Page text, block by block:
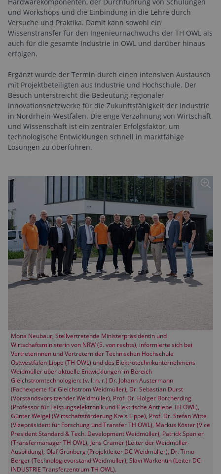
und Workshops und die Einbindung in die Lehre durch
Versuche und Praktika. Damit kann sowohl ein
Wissenstransfer für den Ingenieurnachwuchs der TH OWL als
auch für die gesamte Industrie in OWL und darüber hinaus
erfolgen.
Ergänzt wurde der Termin durch einen intensiven Austausch
mit Projektbeteiligten aus Industrie und Hochschule. Der
Besuch unterstreicht die Bedeutung regionaler
Innovationsnetzwerke für die Zukunftsfähigkeit der Industrie
in Nordrhein-Westfalen. Die enge Verzahnung von Wirtschaft
und Wissenschaft ist ein zentraler Erfolgsfaktor, um
technologische Entwicklungen schnell in marktfähige
Lösungen zu überführen.
Mona Neubaur, Stellvertretende Ministerpräsidentin und
Wirtschaftsministerin von NRW (5. von rechts), informierte sich bei
Vertreterinnen und Vertretern der Technischen Hochschule
Ostwestfalen-Lippe (TH OWL) und des Elektrotechnikunternehmens
Weidmüller über aktuelle Entwicklungen im Bereich
Gleichstromtechnologien: (v. l. n. r.) Dr. Johann Austermann
(Fachexperte für Gleichstrom Weidmüller), Dr. Sebastian Durst
(Vorstandsvorsitzender Weidmüller), Prof. Dr. Holger Borcherding
(Professor für Leistungselektronik und Elektrische Antriebe TH OWL),
Günter Weigel (Wirtschaftsförderung Kreis Lippe), Prof. Dr. Stefan Witte
(Vizepräsident für Forschung und Transfer TH OWL), Markus Köster (Vice
President Standard & Tech. Development Weidmüller), Patrick Spanier
(Transfermanager TH OWL), Jens Cramer (Leiter der Weidmüller-
Ausbildung), Olaf Grünberg (Projektleiter DC Weidmüller), Dr. Timo
Berger (Technologievorstand Weidmüller), Slavi Warkentin (Leiter DC-
INDUSTRIE Transferzentrum TH OWL).